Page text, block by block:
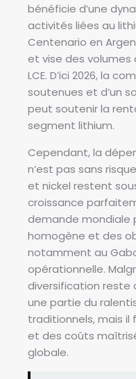
bénéficie d’une
activités liées au
Centenario en
et vise des volumes
LCE. D’ici 2026, la
soutenues et d’un
peut soutenir la
segment lithium.
Cependant, la
n’est pas sans
et nickel restent
croissance
demande mondiale
homogène et des
notamment au
opérationnelle.
diversification reste
une partie du
traditionnels, mais il
et des coûts
globale.